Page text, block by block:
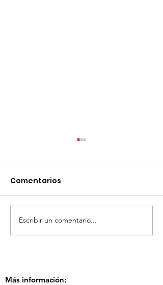
TourTravelynByFraveo
participó en la
Comentarios
Escribir un comentario...
Más información: